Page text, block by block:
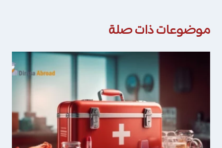
موضوعات ذات صلة